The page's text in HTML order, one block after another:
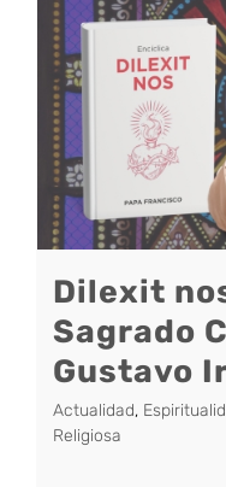
Dilexit
Sagrado
Gustavo
Actualidad,
Religiosa